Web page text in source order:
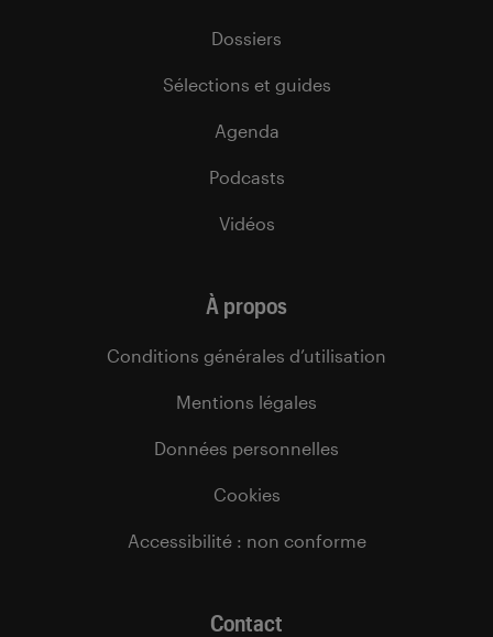
Dossiers
Sélections et guides
Agenda
Podcasts
Vidéos
À propos
Conditions générales d’utilisation
Mentions légales
Données personnelles
Cookies
Accessibilité : non conforme
Contact